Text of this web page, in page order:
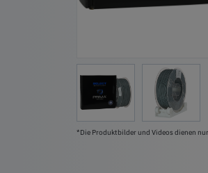
*Die Produktbilder und Videos dienen